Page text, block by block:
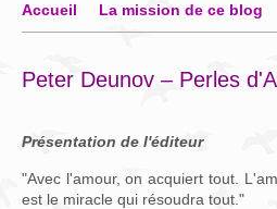
Accueil La mission de ce blog
Peter Deunov – Perles
Présentation de l'éditeur
"Avec l'amour, on acquiert tout.
est le miracle qui résoudra tout."